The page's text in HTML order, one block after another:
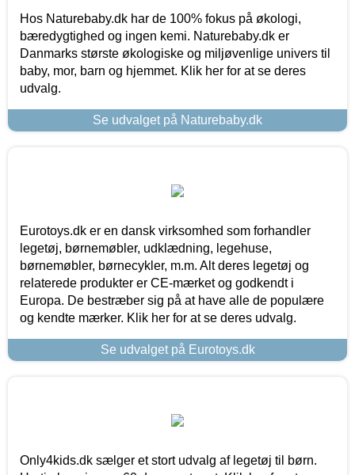
Hos Naturebaby.dk har de 100% fokus på økologi,
bæredygtighed og ingen kemi. Naturebaby.dk er
Danmarks største økologiske og miljøvenlige univers til
baby, mor, barn og hjemmet. Klik her for at se deres
udvalg.
Se udvalget på Naturebaby.dk
Eurotoys.dk er en dansk virksomhed som forhandler
legetøj, børnemøbler, udklædning, legehuse,
børnemøbler, børnecykler, m.m. Alt deres legetøj og
relaterede produkter er CE-mærket og godkendt i
Europa. De bestræber sig på at have alle de populære
og kendte mærker. Klik her for at se deres udvalg.
Se udvalget på Eurotoys.dk
Only4kids.dk sælger et stort udvalg af legetøj til børn.